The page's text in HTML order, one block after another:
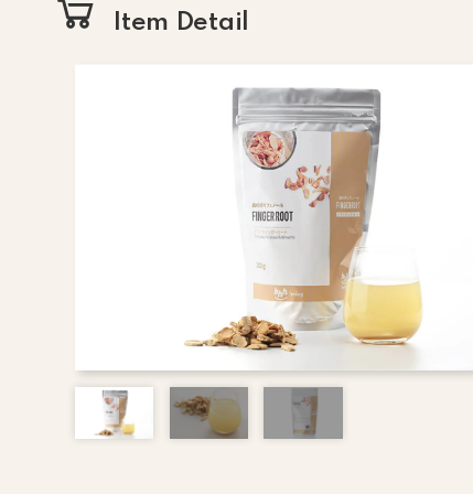
Item Detail